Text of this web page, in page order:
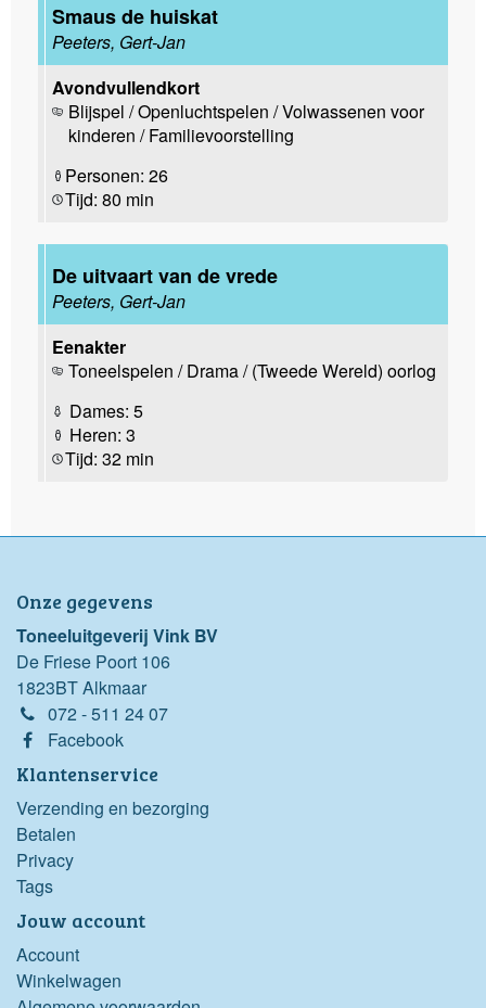
Smaus de huiskat
Peeters, Gert-Jan
Avondvullendkort
Blijspel / Openluchtspelen / Volwassenen voor
kinderen / Familievoorstelling
Personen: 26
Tijd: 80 min
De uitvaart van de vrede
Peeters, Gert-Jan
Eenakter
Toneelspelen / Drama / (Tweede Wereld) oorlog
Dames: 5
Heren: 3
Tijd: 32 min
Onze gegevens
Toneeluitgeverij Vink BV
De Friese Poort 106
1823BT Alkmaar
072 - 511 24 07
Facebook
Klantenservice
Verzending en bezorging
Betalen
Privacy
Tags
Jouw account
Account
Winkelwagen